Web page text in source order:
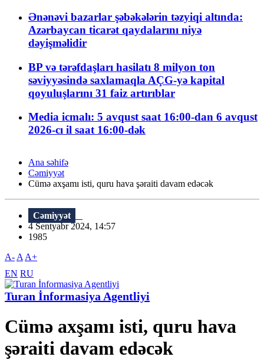
Ənənəvi bazarlar şəbəkələrin təzyiqi altında:
Azərbaycan ticarət qaydalarını niyə
dəyişməlidir
BP və tərəfdaşları hasilatı 8 milyon ton
səviyyəsində saxlamaqla AÇG-yə kapital
qoyuluşlarını 31 faiz artırıblar
Media icmalı: 5 avqust saat 16:00-dan 6 avqust
2026-cı il saat 16:00-dək
Ana səhifə
Cəmiyyət
Cümə axşamı isti, quru hava şəraiti davam edəcək
Cəmiyyət
4 Sentyabr 2024, 14:57
1985
A- A A+
EN RU
Turan İnformasiya Agentliyi
Cümə axşamı isti, quru hava
şəraiti davam edəcək